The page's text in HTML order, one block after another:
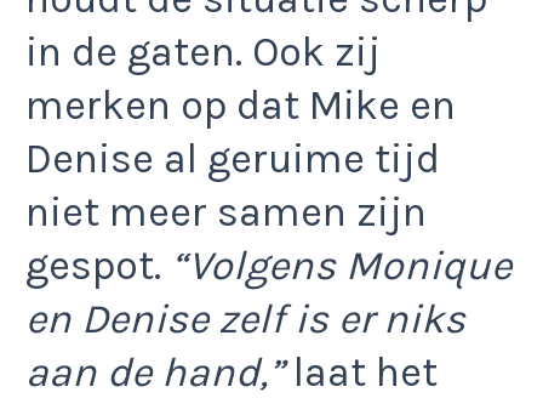
in de gaten. Ook zij
merken op dat Mike en
Denise al geruime tijd
niet meer samen zijn
gespot. “Volgens Monique
en Denise zelf is er niks
aan de hand,”laat het